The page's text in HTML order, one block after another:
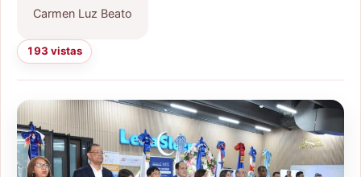
Carmen Luz Beato
193 vistas